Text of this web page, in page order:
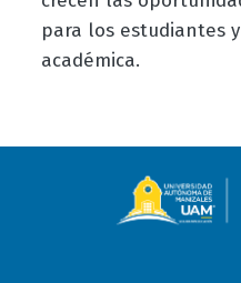
para los estudiantes
académica.